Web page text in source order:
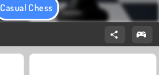
Casual Chess